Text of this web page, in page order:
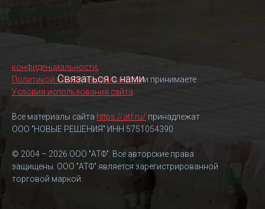
Связаться с нами
конфиденциальности
Политикой конфиденциальностии принимаете
Условия использования сайта
Все материалы сайта https://atf.ru/ принадлежат
ООО "НОВЫЕ РЕШЕНИЯ" ИНН 5751054390
© 2004 – 2026 ООО "АТФ". Все авторские права
защищены. ООО "АТФ" является зарегистрированной
торговой маркой.